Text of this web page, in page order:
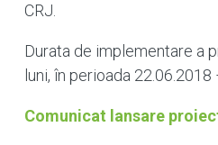
CRJ.
Durata de implementare a
luni, în perioada
Comunicat lansare